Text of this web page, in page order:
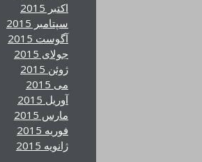
اکتبر 2015
سپتامبر 2015
آگوست 2015
جولای 2015
ژوئن 2015
می 2015
آوریل 2015
مارس 2015
فوریه 2015
ژانویه 2015